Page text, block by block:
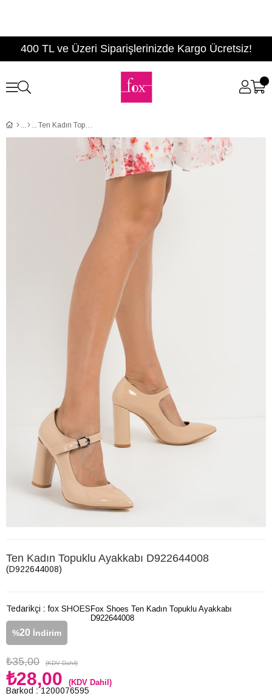
400 TL ve Üzeri Siparişlerinizde Kargo Ücretsiz!
Ten Kadın Topuklu Ayakkabı D922644008
Ten Kadın Topuklu Ayakkabı D922644008
(D922644008)
Tedarikçi : fox SHOES
%20 İndirim
₺35,00 (KDV Dahil)
₺28,00 (KDV Dahil)
Barkod : 1200076595
Fox Shoes Ten Kadın Topuklu Ayakkabı
D922644008